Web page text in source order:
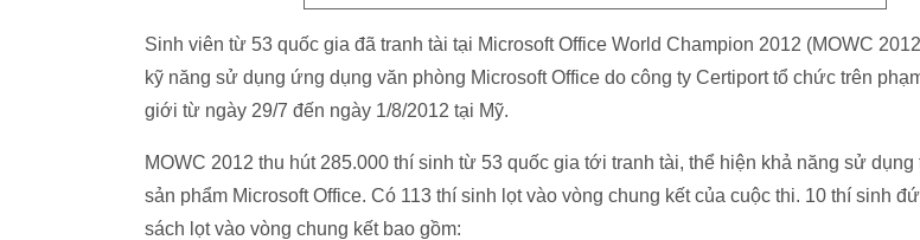
Sinh viên từ 53 quốc gia đã tranh tài tại Microsoft Office World Champion 2012 (MOWC
kỹ năng sử dụng ứng dụng văn phòng Microsoft Office do công ty Certiport tổ chức trên
giới từ ngày 29/7 đến ngày 1/8/2012 tại Mỹ.
MOWC 2012 thu hút 285.000 thí sinh từ 53 quốc gia tới tranh tài, thể hiện khả năng sử dụng
sản phẩm Microsoft Office. Có 113 thí sinh lọt vào vòng chung kết của cuộc thi. 10 thí sinh
sách lọt vào vòng chung kết bao gồm: